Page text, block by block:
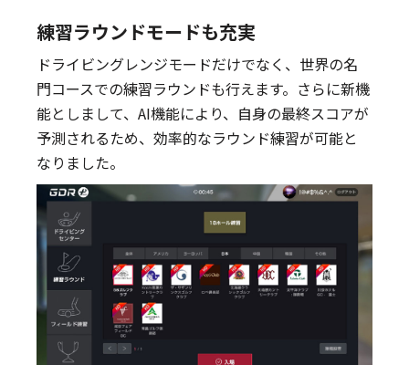
練習ラウンドモードも充実
ドライビングレンジモードだけでなく、世界の名
門コースでの練習ラウンドも行えます。さらに新機
能としまして、AI機能により、自身の最終スコアが
予測されるため、効率的なラウンド練習が可能と
なりました。